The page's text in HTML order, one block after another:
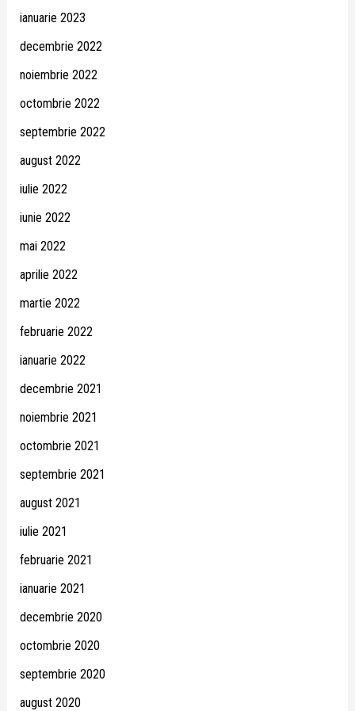
ianuarie 2023
decembrie 2022
noiembrie 2022
octombrie 2022
septembrie 2022
august 2022
iulie 2022
iunie 2022
mai 2022
aprilie 2022
martie 2022
februarie 2022
ianuarie 2022
decembrie 2021
noiembrie 2021
octombrie 2021
septembrie 2021
august 2021
iulie 2021
februarie 2021
ianuarie 2021
decembrie 2020
octombrie 2020
septembrie 2020
august 2020